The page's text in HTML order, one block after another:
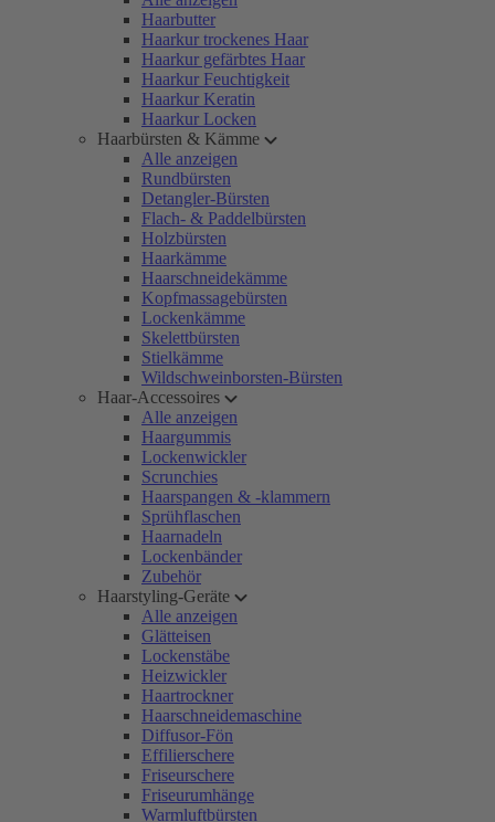
Haarbutter
Haarkur trockenes Haar
Haarkur gefärbtes Haar
Haarkur Feuchtigkeit
Haarkur Keratin
Haarkur Locken
Haarbürsten & Kämme
Alle anzeigen
Rundbürsten
Detangler-Bürsten
Flach- & Paddelbürsten
Holzbürsten
Haarkämme
Haarschneidekämme
Kopfmassagebürsten
Lockenkämme
Skelettbürsten
Stielkämme
Wildschweinborsten-Bürsten
Haar-Accessoires
Alle anzeigen
Haargummis
Lockenwickler
Scrunchies
Haarspangen & -klammern
Sprühflaschen
Haarnadeln
Lockenbänder
Zubehör
Haarstyling-Geräte
Alle anzeigen
Glätteisen
Lockenstäbe
Heizwickler
Haartrockner
Haarschneidemaschine
Diffusor-Fön
Effilierschere
Friseurschere
Friseurumhänge
Warmluftbürsten